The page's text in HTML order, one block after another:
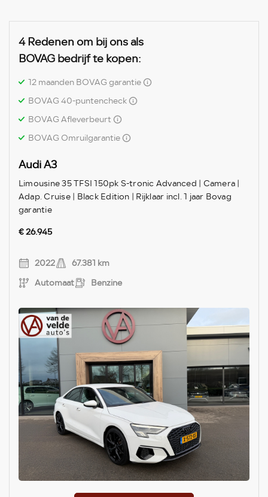
4 Redenen om bij ons als
BOVAG bedrijf te kopen:
12 maanden BOVAG garantie
BOVAG 40-puntencheck
BOVAG Afleverbeurt
BOVAG Omruilgarantie
Audi A3
Limousine 35 TFSI 150pk S-tronic Advanced | Camera |
Adap. Cruise | Black Edition | Rijklaar incl. 1 jaar Bovag
garantie
€ 26.945
2022
67.381 km
Automaat
Benzine